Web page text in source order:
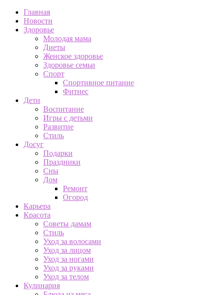
Главная
Новости
Здоровье
Молодая мама
Диеты
Женское здоровье
Здоровье семьи
Спорт
Спортивное питание
Фитнес
Дети
Воспитание
Игры с детьми
Развитие
Стиль
Досуг
Подарки
Праздники
Сны
Дом
Ремонт
Огород
Карьера
Красота
Советы дамам
Стиль
Уход за волосами
Уход за лицом
Уход за ногами
Уход за руками
Уход за телом
Кулинария